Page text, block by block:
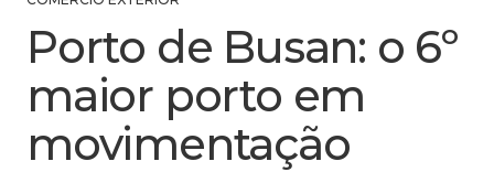
Porto de Busan: o 6º
maior porto em
movimentação